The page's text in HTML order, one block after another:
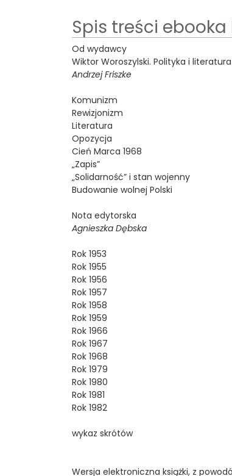
Spis treści ebooka
Od wydawcy
Wiktor Woroszylski. Polityka i literatura
Andrzej Friszke
Komunizm
Rewizjonizm
Literatura
Opozycja
Cień Marca 1968
„Zapis”
„Solidarność” i stan wojenny
Budowanie wolnej Polski
Nota edytorska
Agnieszka Dębska
Rok 1953
Rok 1955
Rok 1956
Rok 1957
Rok 1958
Rok 1959
Rok 1966
Rok 1967
Rok 1968
Rok 1979
Rok 1980
Rok 1981
Rok 1982
wykaz skrótów
Wersja elektroniczna książki, z